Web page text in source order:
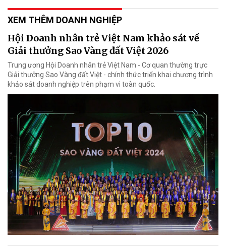
XEM THÊM DOANH NGHIỆP
Hội Doanh nhân trẻ Việt Nam khảo sát về
Giải thưởng Sao Vàng đất Việt 2026
Trung ương Hội Doanh nhân trẻ Việt Nam - Cơ quan thường trực
Giải thưởng Sao Vàng đất Việt - chính thức triển khai chương trình
khảo sát doanh nghiệp trên phạm vi toàn quốc.